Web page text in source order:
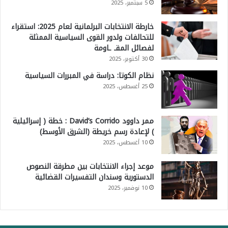
5 سبتمبر، 2025
خارطة الانتخابات البرلمانية لعام 2025: استقراء
للتحالفات ولدور القوى السياسية الممثلة
لفصائل المقـ ـاومة
30 أكتوبر، 2025
نظام الكوتا: دراسة في المبررات السياسية
25 أغسطس، 2025
ممر داوود David’s Corrido : خطة ( إسرائيلية
) لإعادة رسم خريطة (الشرق الأوسط)
10 أغسطس، 2025
موعد إجراء الانتخابات بين مطرقة النصوص
الدستورية وسندان التفسيرات القضائية
10 نوفمبر، 2025